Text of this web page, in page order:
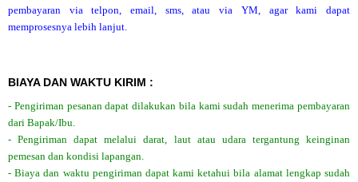
pembayaran via telpon, email, sms, atau via YM, agar kami dapat
memprosesnya lebih lanjut.
BIAYA DAN WAKTU KIRIM :
- Pengiriman pesanan dapat dilakukan bila kami sudah menerima pembayaran
dari Bapak/Ibu.
- Pengiriman dapat melalui darat, laut atau udara tergantung keinginan
pemesan dan kondisi lapangan.
- Biaya dan waktu pengiriman dapat kami ketahui bila alamat lengkap sudah